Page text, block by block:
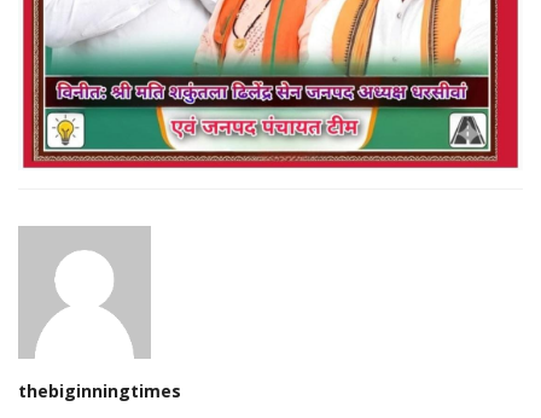
thebiginningtimes